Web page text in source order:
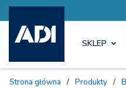
SKLEP
Strona główna / Produkty /